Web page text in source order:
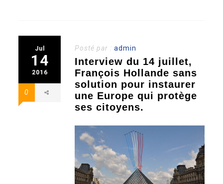
Jul
14
2016
0
Posté par :admin
Interview du 14 juillet,
François Hollande sans
solution pour instaurer
une Europe qui protège
ses citoyens.